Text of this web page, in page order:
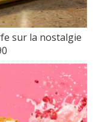
sur la nostalgie